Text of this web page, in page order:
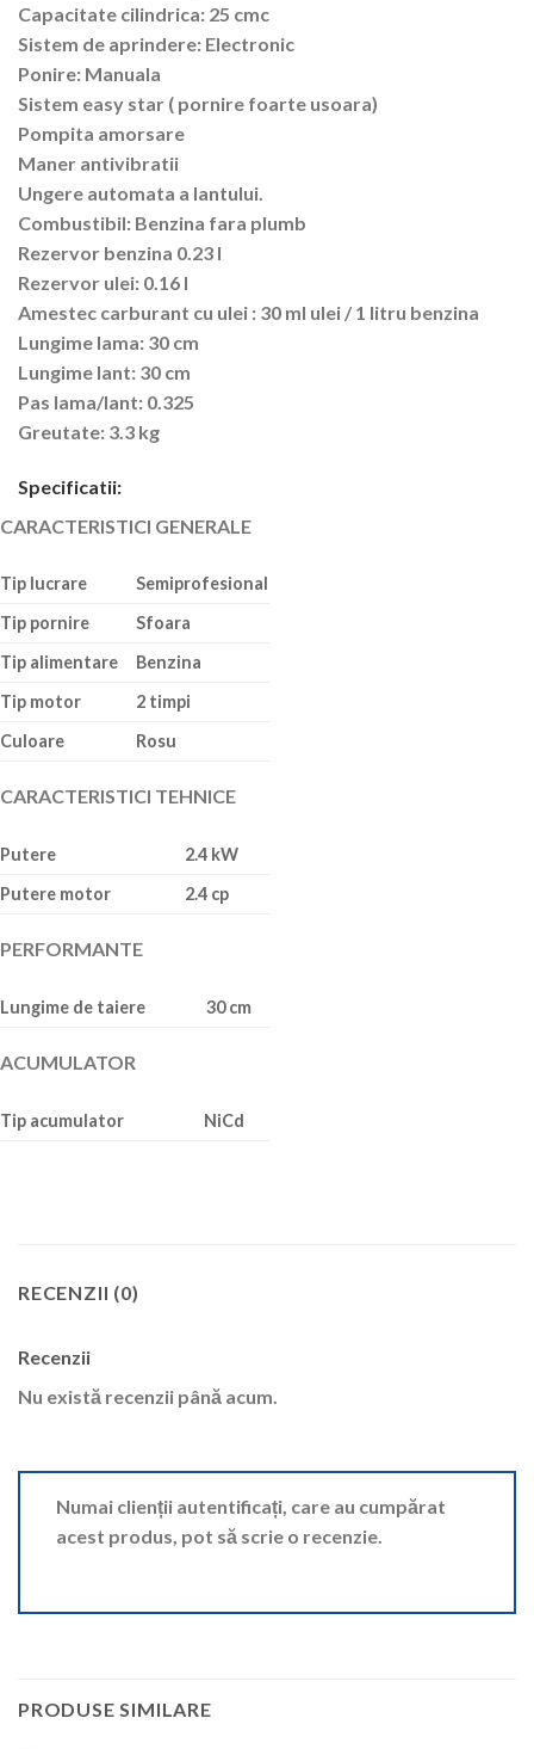
Capacitate cilindrica: 25 cmc
Sistem de aprindere: Electronic
Ponire: Manuala
Sistem easy star ( pornire foarte usoara)
Pompita amorsare
Maner antivibratii
Ungere automata a lantului.
Combustibil: Benzina fara plumb
Rezervor benzina 0.23 l
Rezervor ulei: 0.16 l
Amestec carburant cu ulei : 30 ml ulei / 1 litru benzina
Lungime lama: 30 cm
Lungime lant: 30 cm
Pas lama/lant: 0.325
Greutate: 3.3 kg
Specificatii:
CARACTERISTICI GENERALE
Tip lucrare
Semiprofesional
Tip pornire
Sfoara
Tip alimentare
Benzina
Tip motor
2 timpi
Culoare
Rosu
CARACTERISTICI TEHNICE
Putere
2.4 kW
Putere motor
2.4 cp
PERFORMANTE
Lungime de taiere 30 cm
ACUMULATOR
Tip acumulator NiCd
RECENZII (0)
Recenzii
Nu există recenzii până acum.
Numai clienții autentificați, care au cumpărat
acest produs, pot să scrie o recenzie.
PRODUSE SIMILARE